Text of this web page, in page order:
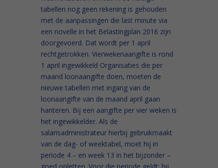
tabellen nog geen rekening is gehouden
met de aanpassingen die last minute via
een novelle in het Belastingplan 2016 zijn
doorgevoerd. Dat wordt per 1 april
rechtgetrokken. Vierwekenaangifte is rond
1 april ingewikkeld Organisaties die per
maand loonaangifte doen, moeten de
nieuwe tabellen met ingang van de
loonaangifte van de maand april gaan
hanteren. Bij een aangifte per vier weken is
het ingewikkelder. Als de
salarisadministrateur hierbij gebruikmaakt
van de dag- of weektabel, moet hij in
periode 4 – en week 13 in het bijzonder –